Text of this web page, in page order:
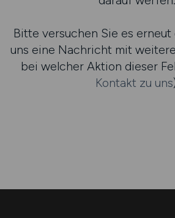
Bitte versuchen Sie es erneut
uns eine Nachricht mit
bei welcher Aktion dieser
Kontakt zu uns